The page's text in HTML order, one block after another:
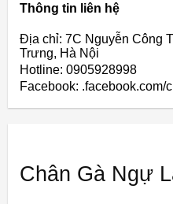
Thông tin liên hệ
Địa chỉ: 7C Nguyễn Công
Trưng, Hà Nội
Hotline: 0905928998
Facebook: .facebook.com/
Chân Gà Ngự